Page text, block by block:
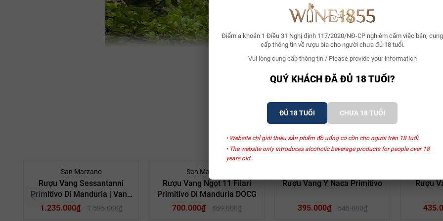
Điểm a khoản 1 Điều 31 Nghị định 117/2020/NĐ-CP nghiêm cấm việc bán, cung
cấp thông tin về rượu bia cho người chưa đủ 18 tuổi.
Vui lòng cung cấp thông tin / Please provide your information
QUÝ KHÁCH ĐÃ ĐỦ 18 TUỔI?
ĐỦ 18 TUỔI CHƯA 18 TUỔI
• Website chỉ giới thiệu sản phẩm đồ uống có cồn cho người trên 18 tuổi.
• The website only introduces alcoholic beverage products for people over 18
years old.
SẢN PHẨM LIÊN QUAN
San Marzano
Rượu Vang Sessantanni
Primitivo Di Manduria | Vang
60 Primitivo
1.235.000₫ 1.595.000₫
San Marzano
Rượu Vang Ngọt 11 Filari
Primitivo Di Manduria DOCG
700.000₫
869.000₫
Rượu Vang Ý Naca Primitivo
395.000₫ 545.000₫
Rượu